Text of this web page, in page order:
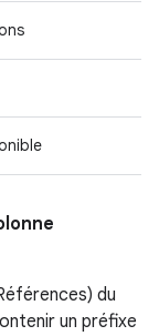
du
un préfixe